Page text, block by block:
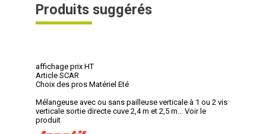
Produits suggérés
affichage prix HT
Article SCAR
Choix des pros Matériel Eté
Mélangeuse avec ou sans pailleuse verticale à 1 ou 2 vis
verticale sortie directe cuve 2,4 m et 2,5 m...
Voir le
produit